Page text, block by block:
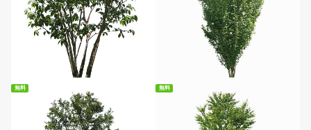
無料ダウンロード 無料ダウンロード
無料 無料